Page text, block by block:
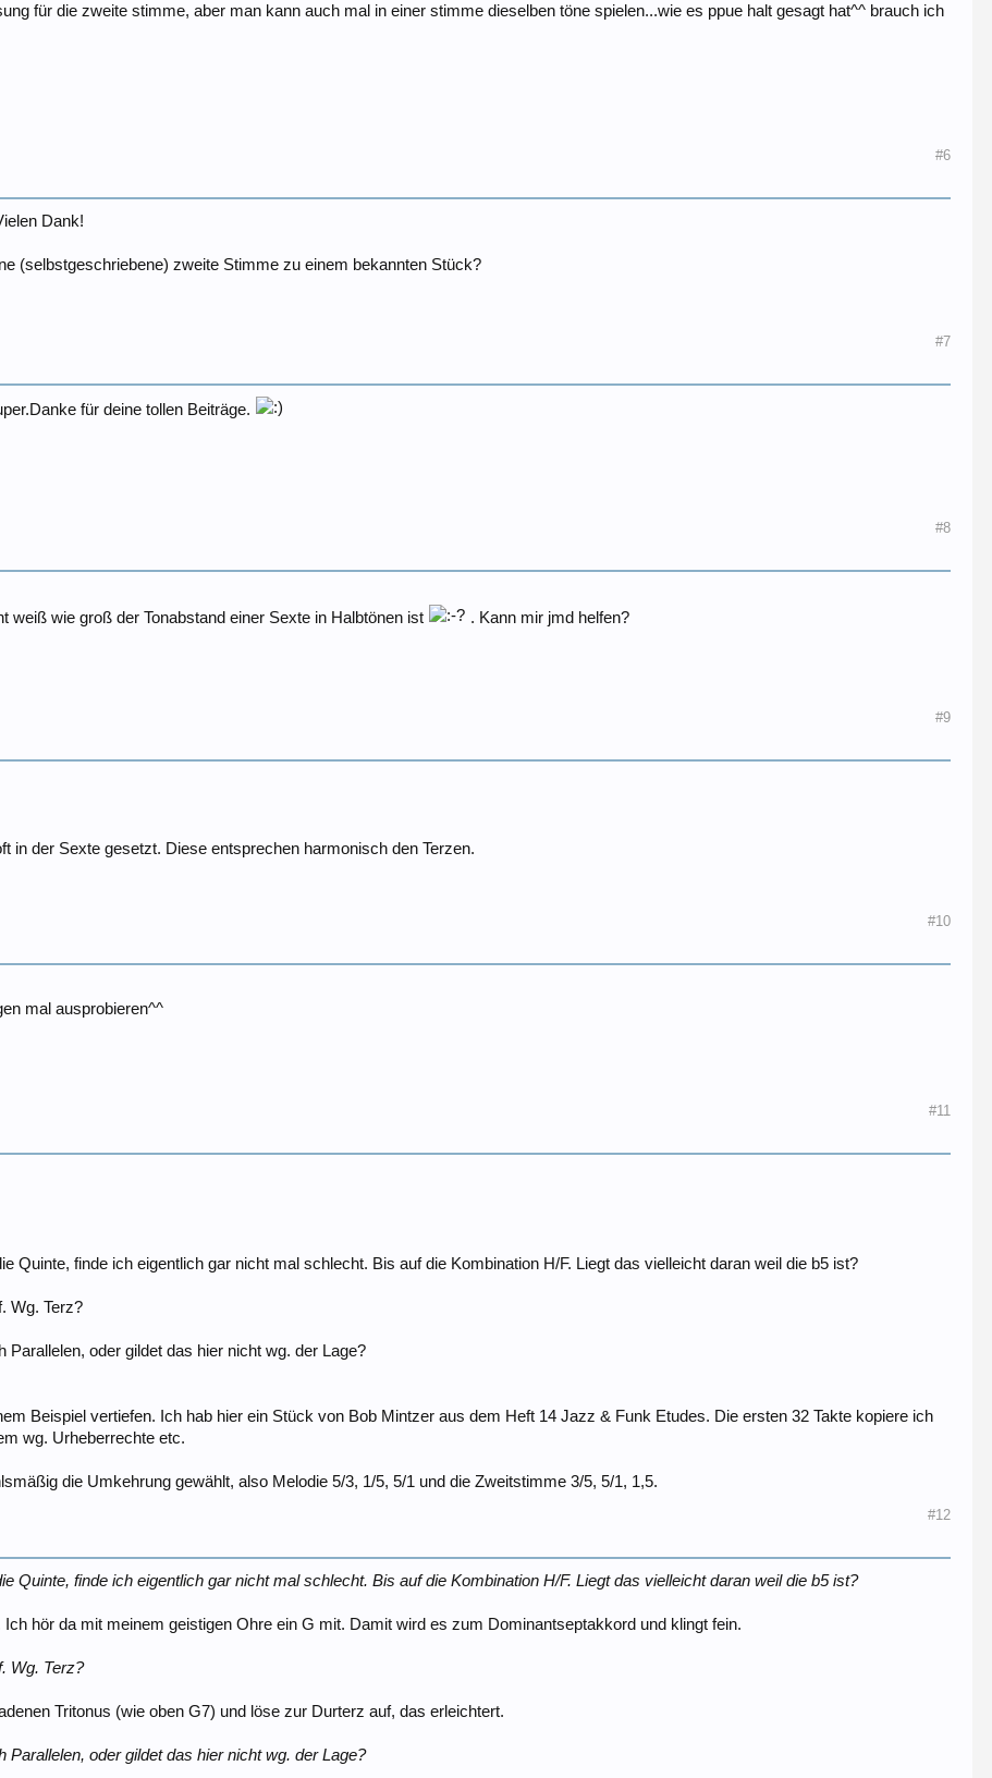
für die zweite stimme, aber man kann auch mal in einer stimme dieselben töne spielen...wie es ppue halt gesagt hat^^ brauch ich
#6
Dank!
(selbstgeschriebene) zweite Stimme zu einem bekannten Stück?
#7
für deine tollen Beiträge.
#8
weiß wie groß der Tonabstand einer Sexte in Halbtönen ist
. Kann mir jmd helfen?
#9
in der Sexte gesetzt. Diese entsprechen harmonisch den Terzen.
#10
mal ausprobieren^^
#11
Quinte, finde ich eigentlich gar nicht mal schlecht. Bis auf die Kombination H/F. Liegt das vielleicht daran weil die b5 ist?
Wg. Terz?
Parallelen, oder gildet das hier nicht wg. der Lage?
Beispiel vertiefen. Ich hab hier ein Stück von Bob Mintzer aus dem Heft 14 Jazz & Funk Etudes. Die ersten 32 Takte kopiere ich
wg. Urheberrechte etc.
die Umkehrung gewählt, also Melodie 5/3, 1/5, 5/1 und die Zweitstimme 3/5, 5/1, 1,5.
#12
Quinte, finde ich eigentlich gar nicht mal schlecht. Bis auf die Kombination H/F. Liegt das vielleicht daran weil die b5 ist?
hör da mit meinem geistigen Ohre ein G mit. Damit wird es zum Dominantseptakkord und klingt fein.
Wg. Terz?
Tritonus (wie oben G7) und löse zur Durterz auf, das erleichtert.
Parallelen, oder gildet das hier nicht wg. der Lage?